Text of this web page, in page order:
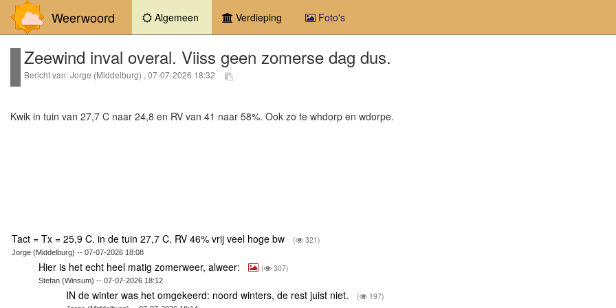
Weerwoord Algemeen (current)Verdieping Foto's
Zeewind inval overal. Viiss geen zomerse dag dus.
Bericht van: Jorge (Middelburg) , 07-07-2026 18:32
Kwik in tuin van 27,7 C naar 24,8 en RV van 41 naar 58%. Ook zo te whdorp en wdorpe.
Tact = Tx = 25,9 C. in de tuin 27,7 C. RV 46% vrij veel hoge bw ( 321)
Jorge (Middelburg) -- 07-07-2026 18:08
Hier is het echt heel matig zomerweer, alweer: ( 307)
Stefan (Winsum) -- 07-07-2026 18:12
IN de winter was het omgekeerd: noord winters, de rest juist niet. ( 197)